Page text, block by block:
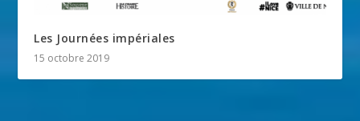
Les Journées impériales
15 octobre 2019